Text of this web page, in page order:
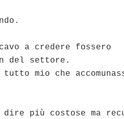
a credere fossero
del settore.
mio che
più costose ma